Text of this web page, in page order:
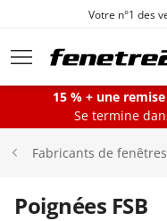
Aller
Votre n°1 des
Fenêtres
Portes-fenêtres
15 % + une
Se termine
Fabricants de fenêtres
Poignées FSB